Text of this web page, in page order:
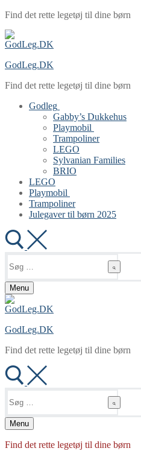
Spring
indhold
Menu
Luk
Find det rette legetøj til dine børn
GodLeg.DK
Find det rette legetøj til dine børn
Godleg
Gabby’s Dukkehus
Playmobil
Trampoliner
LEGO
Sylvanian Families
BRIO
LEGO
Playmobil
Trampoliner
Julegaver til børn 2025
efter:
Menu
GodLeg.DK
Find det rette legetøj til dine børn
efter:
Menu
Find det rette legetøj til dine børn